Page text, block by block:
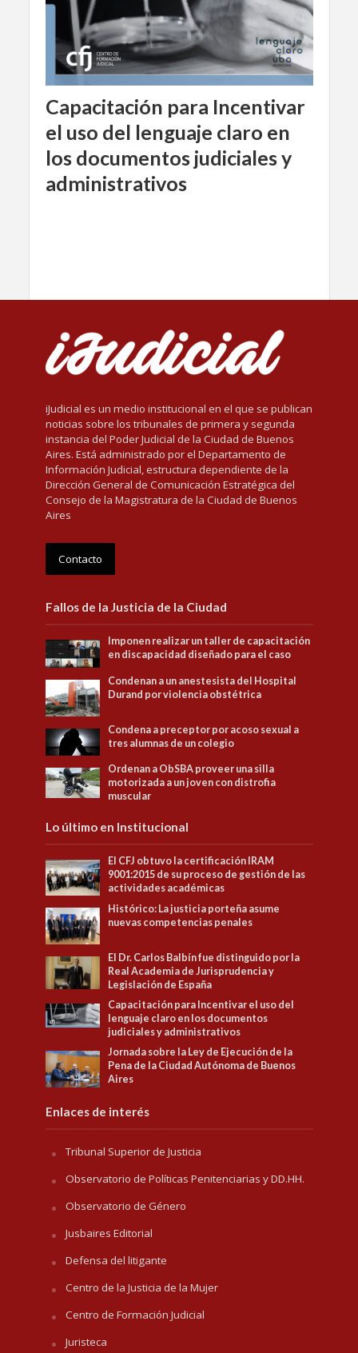
Capacitación para Incentivar
el uso del lenguaje claro en
los documentos judiciales y
administrativos
iJudicial es un medio institucional en el que se publican
noticias sobre los tribunales de primera y segunda
instancia del Poder Judicial de la Ciudad de Buenos
Aires. Está administrado por el Departamento de
Información Judicial, estructura dependiente de la
Dirección General de Comunicación Estratégica del
Consejo de la Magistratura de la Ciudad de Buenos
Aires
Contacto
Fallos de la Justicia de la Ciudad
Imponen realizar un taller de capacitación
en discapacidad diseñado para el caso
Condenan a un anestesista del Hospital
Durand por violencia obstétrica
Condena a preceptor por acoso sexual a
tres alumnas de un colegio
Ordenan a ObSBA proveer una silla
motorizada a un joven con distrofia
muscular
Lo último en Institucional
El CFJ obtuvo la certificación IRAM
9001:2015 de su proceso de gestión de las
actividades académicas
Histórico: La justicia porteña asume
nuevas competencias penales
El Dr. Carlos Balbín fue distinguido por la
Real Academia de Jurisprudencia y
Legislación de España
Capacitación para Incentivar el uso del
lenguaje claro en los documentos
judiciales y administrativos
Jornada sobre la Ley de Ejecución de la
Pena de la Ciudad Autónoma de Buenos
Aires
Enlaces de interés
Tribunal Superior de Justicia
Observatorio de Políticas Penitenciarias y DD.HH.
Observatorio de Género
Jusbaires Editorial
Defensa del litigante
Centro de la Justicia de la Mujer
Centro de Formación Judicial
Juristeca